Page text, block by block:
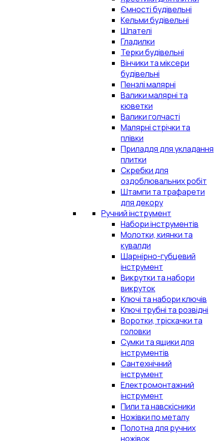
Ємності будівельні
Кельми будівельні
Шпателі
Гладилки
Терки будівельні
Вінчики та міксери
будівельні
Пензлі малярні
Валики малярні та
кюветки
Валики голчасті
Малярні стрічки та
плівки
Приладдя для укладання
плитки
Скребки для
оздоблювальних робіт
Штампи та трафарети
для декору
Ручний інструмент
Набори інструментів
Молотки, киянки та
кувалди
Шарнірно-губцевий
інструмент
Викрутки та набори
викруток
Ключі та набори ключів
Ключі трубні та розвідні
Воротки, тріскачки та
головки
Сумки та ящики для
інструментів
Сантехнічний
інструмент
Електромонтажний
інструмент
Пили та навскісники
Ножівки по металу
Полотна для ручних
ножівок